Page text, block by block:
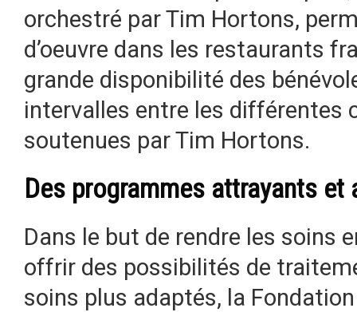
orchestré par Tim Hortons,
d’oeuvre dans les restaurants
grande disponibilité des
intervalles entre les différentes
soutenues par Tim Hortons.
Des programmes attrayants
Dans le but de rendre les soins
offrir des possibilités de
soins plus adaptés, la